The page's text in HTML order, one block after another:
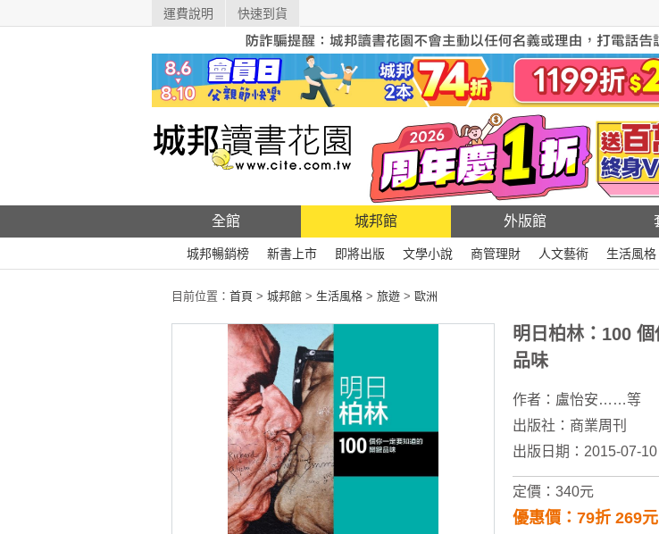
運費說明 快速到貨
全館 城邦館 外版館
城邦暢銷榜 新書上市 即將出版 文學小說 商管理財 人文藝術 生活風格
目前位置： 首頁 > 城邦館 > 生活風格 > 旅遊 > 歐洲
明日柏林：100
品味
作者： 盧怡安……等
出版社： 商業周刊
出版日期：2015-07-10
定價：340元
優惠價：79折 269元